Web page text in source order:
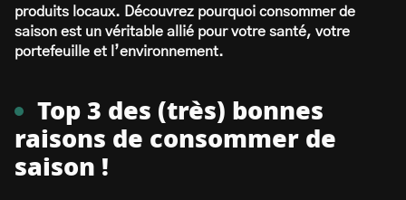
produits locaux. Découvrez pourquoi consommer de
saison est un véritable allié pour votre santé, votre
portefeuille et l’environnement.
Top 3 des (très) bonnes
raisons de consommer de
saison !